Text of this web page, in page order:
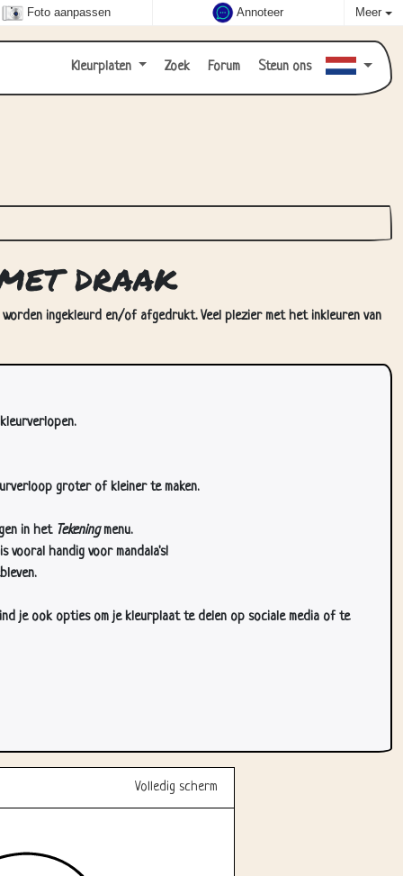
Foto aanpassen Annoteer Meer
Kleurplaten Zoek Forum Steun ons
draak
ingekleurd en/of afgedrukt. Veel plezier met het inkleuren van
groter of kleiner te maken.
in het Tekeningmenu.
vooral handig voor mandala's!
je ook opties om je kleurplaat te delen op sociale media of te
Volledig scherm